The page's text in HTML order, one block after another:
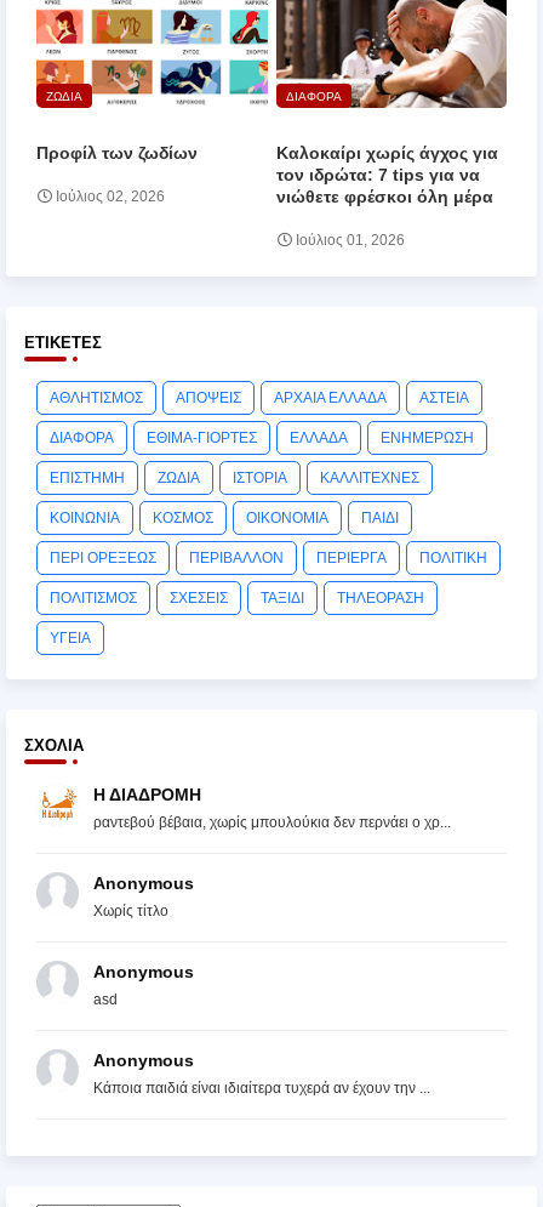
ΖΩΔΙΑ
Προφίλ των ζωδίων
Ιούλιος 02, 2026
ΔΙΑΦΟΡΑ
Καλοκαίρι χωρίς άγχος για
τον ιδρώτα: 7 tips για να
νιώθετε φρέσκοι όλη μέρα
Ιούλιος 01, 2026
ΕΤΙΚΈΤΕΣ
ΑΘΛΗΤΙΣΜΟΣ ΑΠΟΨΕΙΣ ΑΡΧΑΙΑ ΕΛΛΑΔΑ ΑΣΤΕΙΑ
ΔΙΑΦΟΡΑ ΕΘΙΜΑ-ΓΙΟΡΤΕΣ ΕΛΛΑΔΑ ΕΝΗΜΕΡΩΣΗ
ΕΠΙΣΤΗΜΗ ΖΩΔΙΑ ΙΣΤΟΡΙΑ ΚΑΛΛΙΤΕΧΝΕΣ
ΚΟΙΝΩΝΙΑ ΚΟΣΜΟΣ ΟΙΚΟΝΟΜΙΑ ΠΑΙΔΙ
ΠΕΡΙ ΟΡΕΞΕΩΣ ΠΕΡΙΒΑΛΛΟΝ ΠΕΡΙΕΡΓΑ ΠΟΛΙΤΙΚΗ
ΠΟΛΙΤΙΣΜΟΣ ΣΧΕΣΕΙΣ ΤΑΞΙΔΙ ΤΗΛΕΟΡΑΣΗ
ΥΓΕΙΑ
ΣΧΌΛΙΑ
Η ΔΙΑΔΡΟΜΗ
ραντεβού βέβαια, χωρίς μπουλούκια δεν περνάει ο χρ...
Anonymous
Χωρίς τίτλο
Anonymous
asd
Anonymous
Κάποια παιδιά είναι ιδιαίτερα τυχερά αν έχουν την ...